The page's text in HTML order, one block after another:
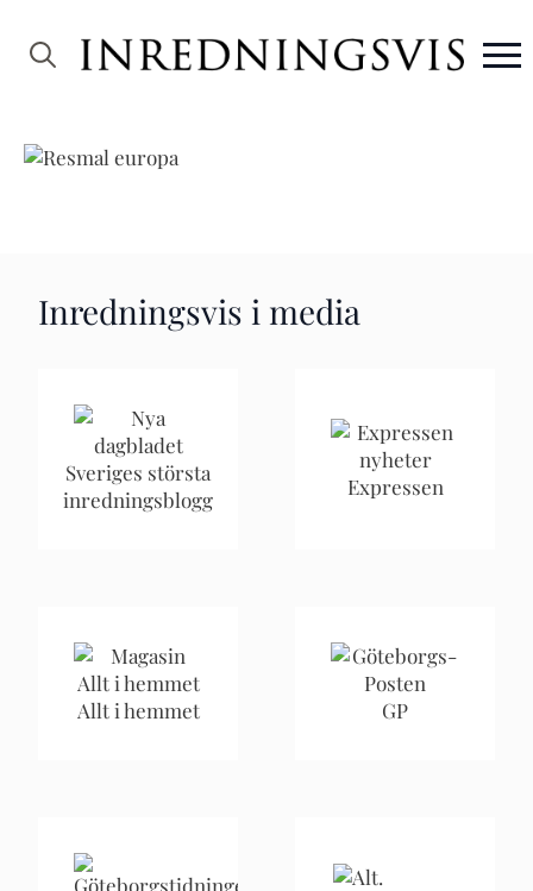
Inredningsvis i media
Sveriges största
inredningsblogg
Expressen
Allt i hemmet GP